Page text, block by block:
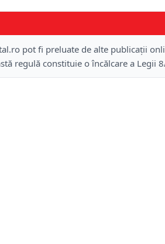
pot fi preluate de alte publicații
regulă constituie o încălcare a Legii